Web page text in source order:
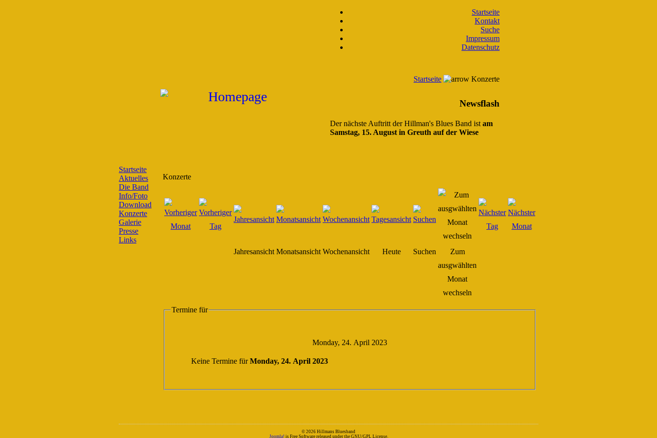
Startseite
Kontakt
Suche
Impressum
Datenschutz
Startseite Konzerte
Newsflash
Der nächste Auftritt der Hillman's Blues Band istam
Samstag, 15. August in Greuth auf der Wiese
Startseite
Aktuelles
Die Band
Info/Foto
Download
Konzerte
Galerie
Presse
Links
Konzerte
Jahresansicht Monatsansicht Wochenansicht Heute Suchen
Zum
ausgwählten
Monat
wechseln
Termine für
Monday, 24. April 2023
Keine Termine fürMonday, 24. April 2023
© 2026 Hillmans Bluesband
Joomla! is Free Software released under the GNU/GPL License.